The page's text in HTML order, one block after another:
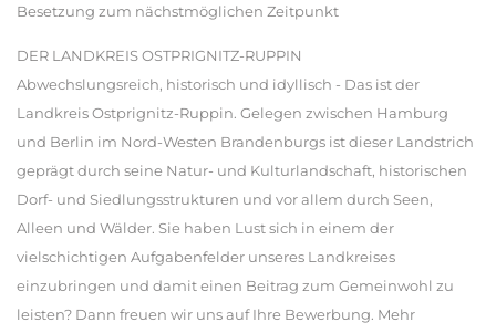
Besetzung zum nächstmöglichen Zeitpunkt
DER LANDKREIS OSTPRIGNITZ-RUPPIN
Abwechslungsreich, historisch und idyllisch - Das ist der
Landkreis Ostprignitz-Ruppin. Gelegen zwischen Hamburg
und Berlin im Nord-Westen Brandenburgs ist dieser Landstrich
geprägt durch seine Natur- und Kulturlandschaft, historischen
Dorf- und Siedlungsstrukturen und vor allem durch Seen,
Alleen und Wälder. Sie haben Lust sich in einem der
vielschichtigen Aufgabenfelder unseres Landkreises
einzubringen und damit einen Beitrag zum Gemeinwohl zu
leisten? Dann freuen wir uns auf Ihre Bewerbung. Mehr